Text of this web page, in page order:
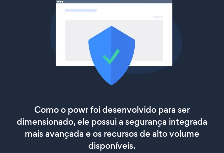
Como o powr foi desenvolvido para ser
dimensionado, ele possui a segurança integrada
mais avançada e os recursos de alto volume
disponíveis.